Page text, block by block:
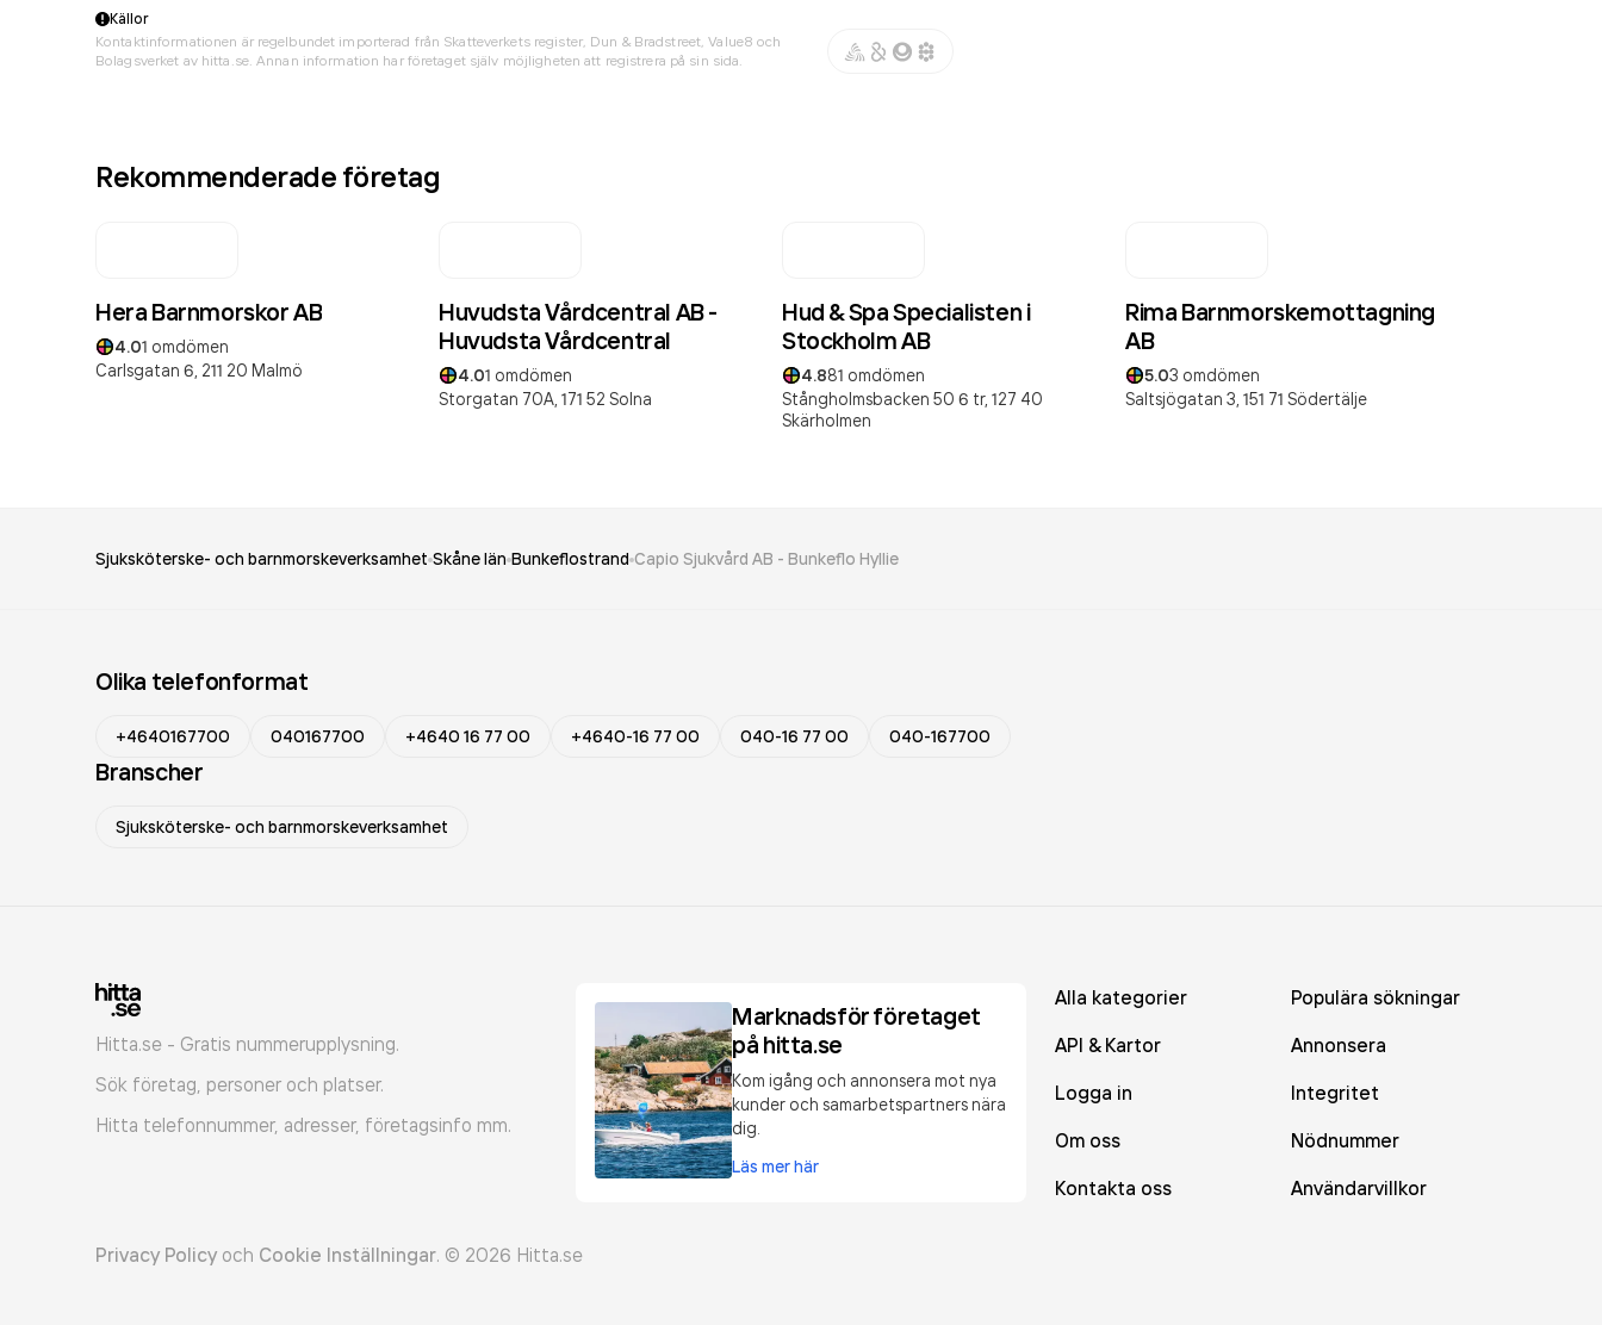
Källor
Kontaktinformationen är regelbundet importerad från Skatteverkets register, Dun & Bradstreet, Value8 och
Bolagsverket av hitta.se. Annan information har företaget själv möjligheten att registrera på sin sida.
Rekommenderade företag
Hera Barnmorskor AB
4.01 omdömen
Carlsgatan 6, 211 20 Malmö
Huvudsta Vårdcentral AB -
Huvudsta Vårdcentral
4.01 omdömen
Storgatan 70A, 171 52 Solna
Hud & Spa Specialisten i
Stockholm AB
4.881 omdömen
Stångholmsbacken 50 6 tr, 127 40
Skärholmen
Rima Barnmorskemottagning
AB
5.03 omdömen
Saltsjögatan 3, 151 71 Södertälje
Sjuksköterske- och barnmorskeverksamhet Skåne län Bunkeflostrand Capio Sjukvård AB - Bunkeflo Hyllie
Olika telefonformat
+4640167700 040167700 +4640 16 77 00 +4640-16 77 00 040-16 77 00 040-167700
Branscher
Sjuksköterske- och barnmorskeverksamhet
Hitta.se - Gratis nummerupplysning.
Sök företag, personer och platser.
Hitta telefonnummer, adresser, företagsinfo mm.
Marknadsför företaget
på hitta.se
Kom igång och annonsera mot nya
kunder och samarbetspartners nära
dig.
Läs mer här
Alla kategorier
Populära sökningar
API & Kartor
Annonsera
Logga in
Integritet
Om oss
Nödnummer
Kontakta oss
Användarvillkor
Privacy Policy och Cookie Inställningar. © 2026 Hitta.se